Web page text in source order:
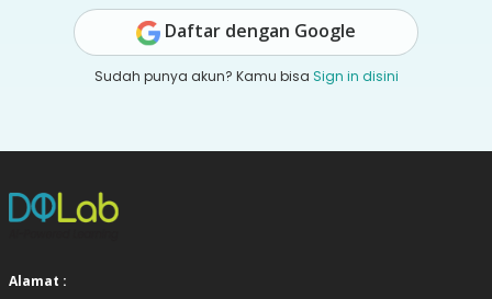
Daftar dengan Google
Sudah punya akun? Kamu bisa Sign in disini
Alamat :